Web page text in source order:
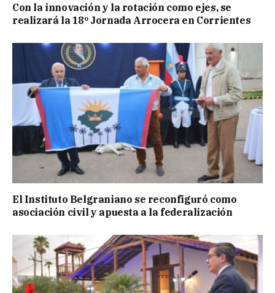
Con la innovación y la rotación como ejes, se
realizará la 18º Jornada Arrocera en Corrientes
El Instituto Belgraniano se reconfiguró como
asociación civil y apuesta a la federalización